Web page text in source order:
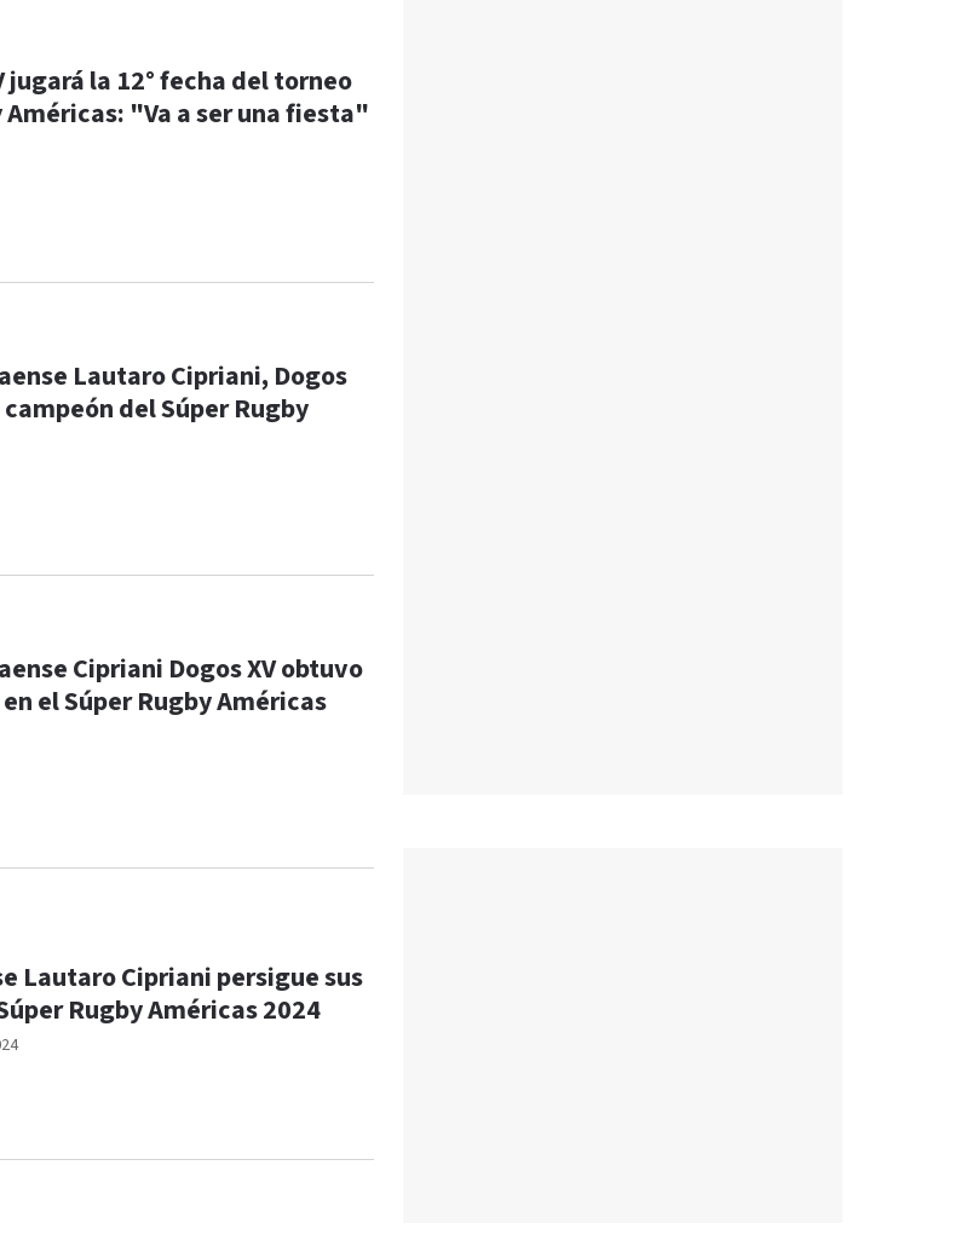
jugará la 12° fecha del torneo
Américas: "Va a ser una fiesta"
Lautaro Cipriani, Dogos
campeón del Súper Rugby
Cipriani Dogos XV obtuvo
el Súper Rugby Américas
Lautaro Cipriani persigue sus
Rugby Américas 2024